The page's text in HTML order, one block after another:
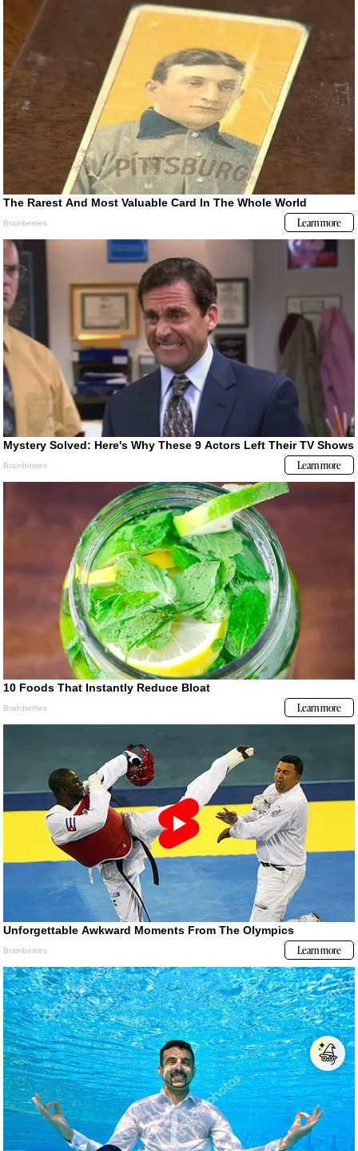
Lo más visto
Papa León XIV en Perú: estas son todas las actividades